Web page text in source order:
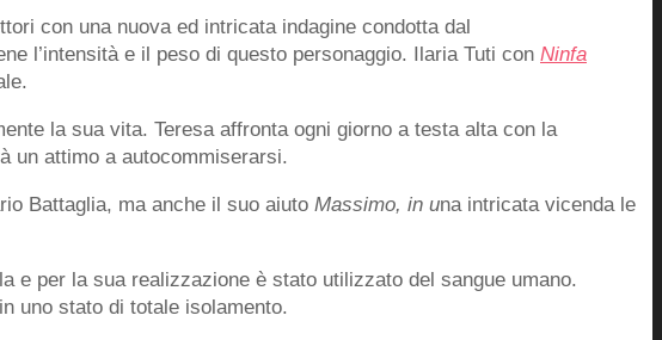
con una nuova ed intricata indagine condotta dal
l’intensità e il peso di questo personaggio. Ilaria Tuti con Ninfa
la sua vita. Teresa affronta ogni giorno a testa alta con la
un attimo a autocommiserarsi.
Battaglia, ma anche il suo aiuto Massimo, in una intricata vicenda le
e per la sua realizzazione è stato utilizzato del sangue umano.
uno stato di totale isolamento.